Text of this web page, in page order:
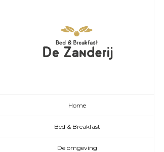
Home
Bed & Breakfast
De omgeving